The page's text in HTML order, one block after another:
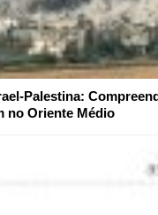
Palestina:
no Oriente Médio